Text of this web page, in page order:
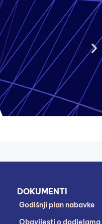
DOKUMENTI
Godišnji plan nabavke